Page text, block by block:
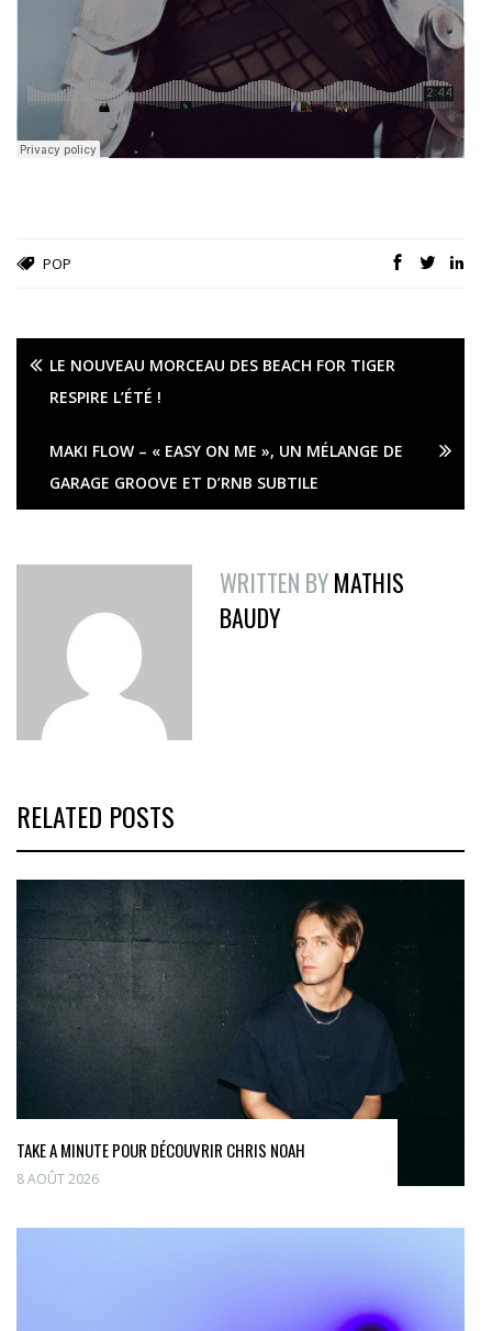
POP
LE NOUVEAU MORCEAU DES BEACH FOR TIGER
RESPIRE L’ÉTÉ !
MAKI FLOW – « EASY ON ME », UN MÉLANGE DE
GARAGE GROOVE ET D’RNB SUBTILE
WRITTEN BYMATHIS
BAUDY
RELATED POSTS
TAKE A MINUTE POUR DÉCOUVRIR CHRIS NOAH
8 AOÛT 2026